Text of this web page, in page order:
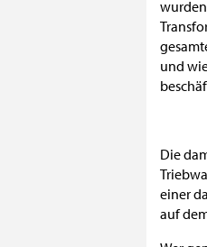
und
Die
einer
auf